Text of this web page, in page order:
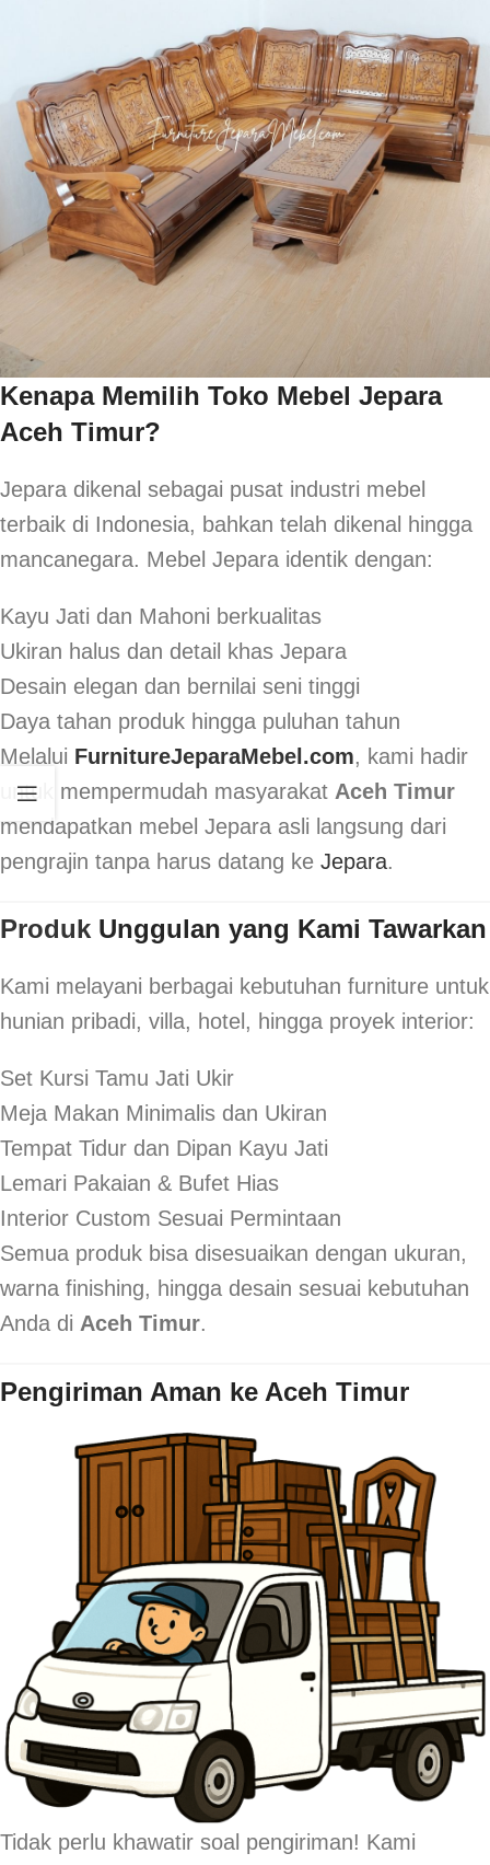
Kenapa Memilih Toko Mebel Jepara
Aceh Timur?
Jepara dikenal sebagai pusat industri mebel
terbaik di Indonesia, bahkan telah dikenal hingga
mancanegara. Mebel Jepara identik dengan:
Kayu Jati dan Mahoni berkualitas
Ukiran halus dan detail khas Jepara
Desain elegan dan bernilai seni tinggi
Daya tahan produk hingga puluhan tahun
Melalui FurnitureJeparaMebel.com, kami hadir
untuk mempermudah masyarakat Aceh Timur
mendapatkan mebel Jepara asli langsung dari
pengrajin tanpa harus datang ke Jepara.
Produk Unggulan yang Kami Tawarkan
Kami melayani berbagai kebutuhan furniture untuk
hunian pribadi, villa, hotel, hingga proyek interior:
Set Kursi Tamu Jati Ukir
Meja Makan Minimalis dan Ukiran
Tempat Tidur dan Dipan Kayu Jati
Lemari Pakaian & Bufet Hias
Interior Custom Sesuai Permintaan
Semua produk bisa disesuaikan dengan ukuran,
warna finishing, hingga desain sesuai kebutuhan
Anda di Aceh Timur.
Pengiriman Aman ke Aceh Timur
Tidak perlu khawatir soal pengiriman! Kami